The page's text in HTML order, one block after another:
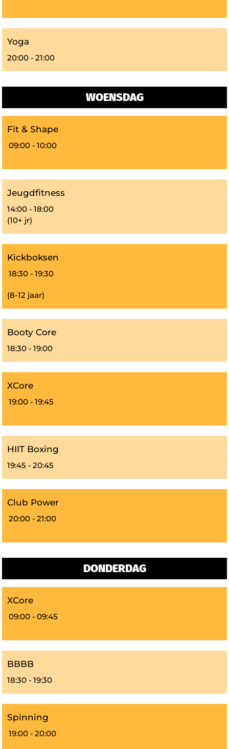
Yoga
20:00 - 21:00
WOENSDAG
Fit & Shape
09:00 - 10:00
Jeugdfitness
14:00 - 18:00
(10+ jr)
Kickboksen
18:30 - 19:30
(8-12 jaar)
Booty Core
18:30 - 19:00
XCore
19:00 - 19:45
HIIT Boxing
19:45 - 20:45
Club Power
20:00 - 21:00
DONDERDAG
XCore
09:00 - 09:45
BBBB
18:30 - 19:30
Spinning
19:00 - 20:00